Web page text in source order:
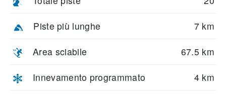
Piste più lunghe 7 km
Area sciabile 67.5 km
Innevamento programmato 4 km